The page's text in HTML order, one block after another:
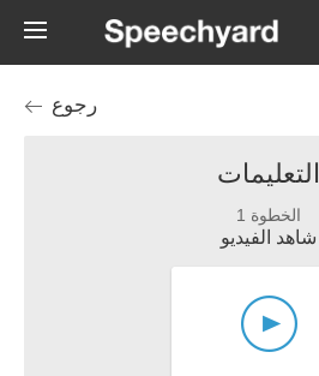
رجوع
التعليمات
الخطوة 1
شاهد الفيديو